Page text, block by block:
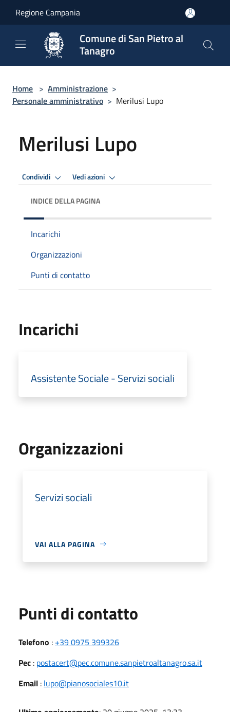
Regione Campania
Comune di San Pietro al
Tanagro
Home > Amministrazione >
Personale amministrativo > Merilusi Lupo
Merilusi Lupo
Condividi Vedi azioni
INDICE DELLA PAGINA
Incarichi
Organizzazioni
Punti di contatto
Incarichi
Assistente Sociale - Servizi sociali
Organizzazioni
Servizi sociali
VAI ALLA PAGINA
Punti di contatto
Telefono : +39 0975 399326
Pec : postacert@pec.comune.sanpietroaltanagro.sa.it
Email : lupo@pianosociales10.it